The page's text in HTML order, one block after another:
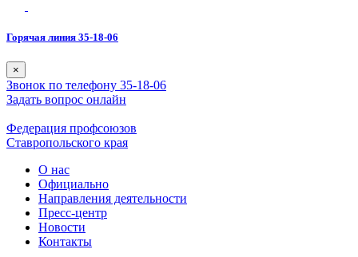
Горячая линия 35-18-06
×
Звонок по телефону 35-18-06
Задать вопрос онлайн
Федерация профсоюзов
Ставропольского края
О нас
Официально
Направления деятельности
Пресс-центр
Новости
Контакты